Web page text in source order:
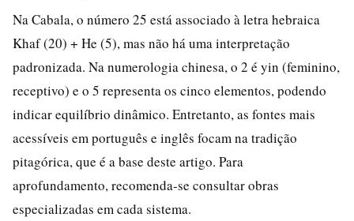
Na Cabala, o número 25 está associado à letra hebraica
Khaf (20) + He (5), mas não há uma interpretação
padronizada. Na numerologia chinesa, o 2 é yin (feminino,
receptivo) e o 5 representa os cinco elementos, podendo
indicar equilíbrio dinâmico. Entretanto, as fontes mais
acessíveis em português e inglês focam na tradição
pitagórica, que é a base deste artigo. Para
aprofundamento, recomenda-se consultar obras
especializadas em cada sistema.